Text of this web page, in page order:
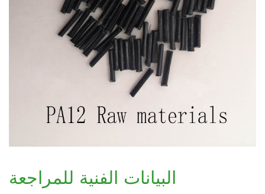
البيانات الفنية للمراجعة